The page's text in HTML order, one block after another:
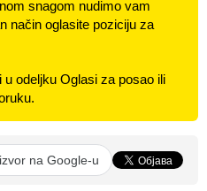
snagom nudimo vam
način oglasite poziciju za
odeljku Oglasi za posao ili
na Google-u